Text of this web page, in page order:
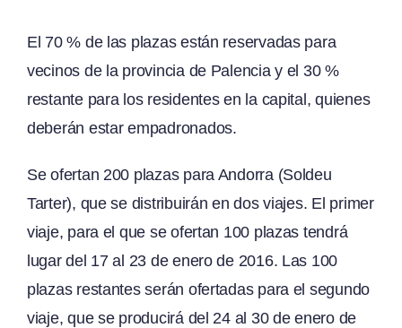
El 70 % de las plazas están reservadas para
vecinos de la provincia de Palencia y el 30 %
restante para los residentes en la capital, quienes
deberán estar empadronados.
Se ofertan 200 plazas para Andorra (Soldeu
Tarter), que se distribuirán en dos viajes. El primer
viaje, para el que se ofertan 100 plazas tendrá
lugar del 17 al 23 de enero de 2016. Las 100
plazas restantes serán ofertadas para el segundo
viaje, que se producirá del 24 al 30 de enero de